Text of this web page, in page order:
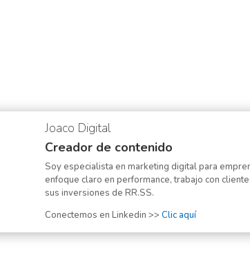
Joaco Digital
Creador de contenido
Soy especialista en marketing digital para
enfoque claro en performance, trabajo con
sus inversiones de RR.SS.
Conectemos en Linkedin >> Clic aquí